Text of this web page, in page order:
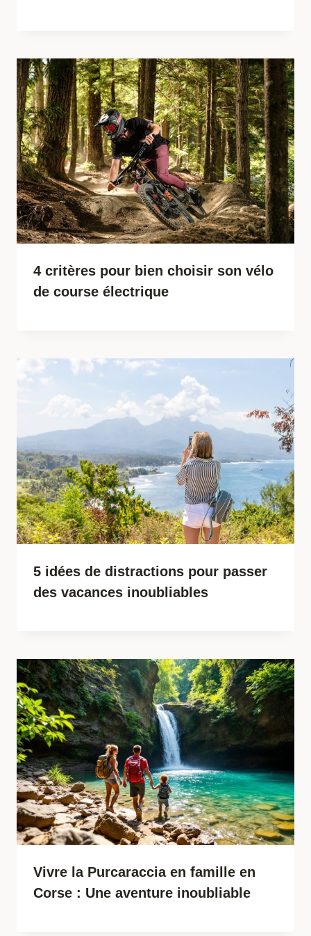
4 critères pour bien choisir son vélo
de course électrique
5 idées de distractions pour passer
des vacances inoubliables
Vivre la Purcaraccia en famille en
Corse : Une aventure inoubliable